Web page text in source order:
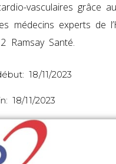
vasculaires grâce
médecins experts de
Ramsay Santé.
18/11/2023
18/11/2023